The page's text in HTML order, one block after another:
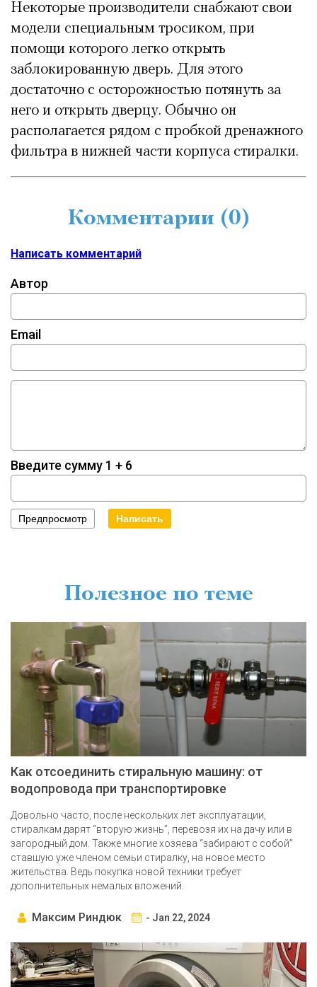
Некоторые производители снабжают свои
модели специальным тросиком, при
помощи которого легко открыть
заблокированную дверь. Для этого
достаточно с осторожностью потянуть за
него и открыть дверцу. Обычно он
располагается рядом с пробкой дренажного
фильтра в нижней части корпуса стиралки.
Комментарии (0)
Написать комментарий
Автор
Email
Введите сумму 1 + 6
Полезное по теме
Как отсоединить стиральную машину: от
водопровода при транспортировке
Довольно часто, после нескольких лет эксплуатации,
стиралкам дарят “вторую жизнь”, перевозя их на дачу или в
загородный дом. Также многие хозяева “забирают с собой”
ставшую уже членом семьи стиралку, на новое место
жительства. Ведь покупка новой техники требует
дополнительных немалых вложений.
Максим Риндюк - Jan 22, 2024